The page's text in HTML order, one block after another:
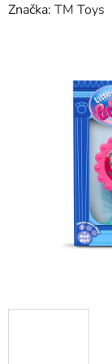
Značka: TM Toys